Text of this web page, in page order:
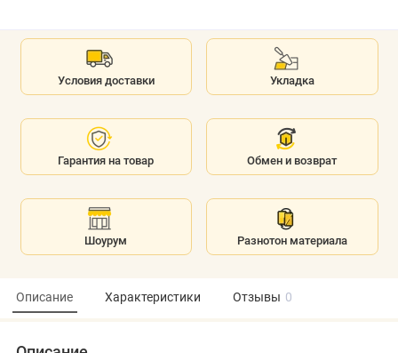
Условия доставки Укладка
Гарантия на товар Обмен и возврат
Шоурум Разнотон материала
Описание Характеристики Отзывы 0